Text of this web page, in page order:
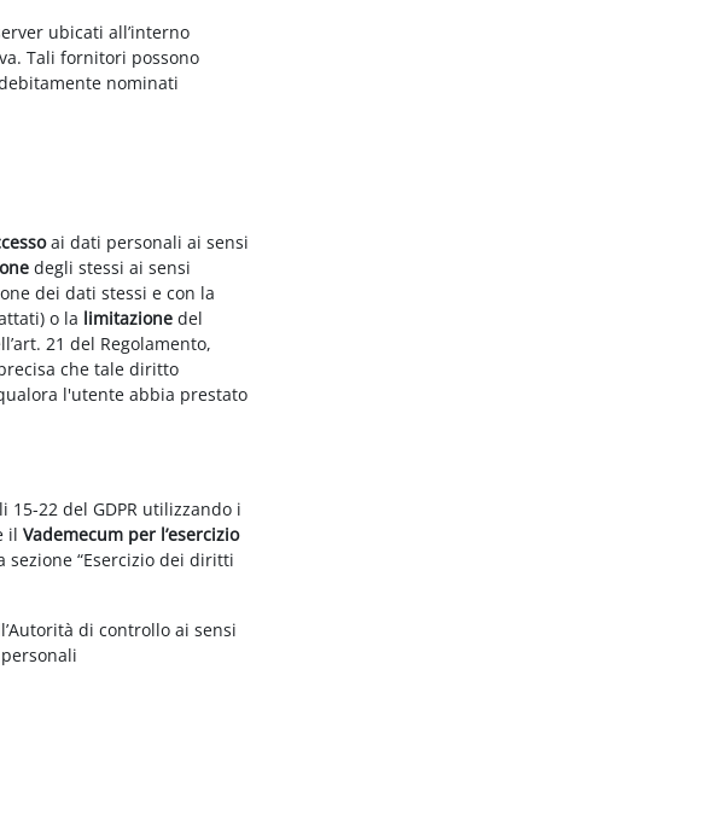
ubicati all’interno
Tali fornitori possono
nominati
ai dati personali ai sensi
degli stessi ai sensi
dei dati stessi e con la
o la limitazione del
21 del Regolamento,
che tale diritto
l'utente abbia prestato
22 del GDPR utilizzando i
ilVademecum per l’esercizio
sezione “Esercizio dei diritti
di controllo ai sensi